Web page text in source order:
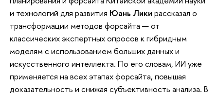
и технологий для развития Юань Лики рассказал о
трансформации методов форсайта — от
классических экспертных опросов к гибридным
моделям с использованием больших данных и
искусственного интеллекта. По его словам, ИИ уже
применяется на всех этапах форсайта, повышая
доказательность и снижая субъективность анализа. В